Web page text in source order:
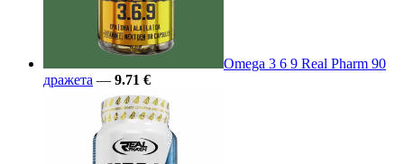
Omega 3 6 9 Real Pharm 90
дражета — 9.71 €